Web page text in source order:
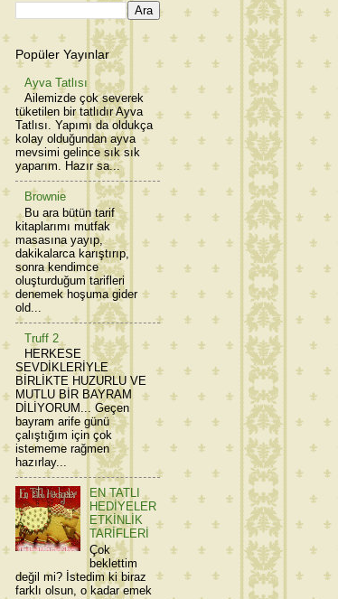
Popüler Yayınlar
Ayva Tatlısı
Ailemizde çok severek
tüketilen bir tatlıdır Ayva
Tatlısı. Yapımı da oldukça
kolay olduğundan ayva
mevsimi gelince sık sık
yaparım. Hazır sa...
Brownie
Bu ara bütün tarif
kitaplarımı mutfak
masasına yayıp,
dakikalarca karıştırıp,
sonra kendimce
oluşturduğum tarifleri
denemek hoşuma gider
old...
Truff 2
HERKESE
SEVDİKLERİYLE
BİRLİKTE HUZURLU VE
MUTLU BİR BAYRAM
DİLİYORUM... Geçen
bayram arife günü
çalıştığım için çok
istememe rağmen
hazırlay...
EN TATLI
HEDİYELER
ETKİNLİK
TARİFLERİ
Çok
beklettim
değil mi? İstedim ki biraz
farklı olsun, o kadar emek